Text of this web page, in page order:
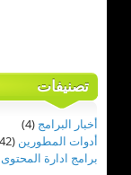
تصنيفات
أخبار البرامج (4)
أدوات المطورين (42)
برامج ادارة المحتوى